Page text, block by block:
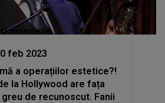
mondene
feb 2023
a operațiilor estetice?!
la Hollywood are fața
de recunoscut. Fanii